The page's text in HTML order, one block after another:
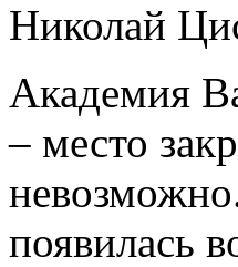
Николай
Академия
– место
появилась